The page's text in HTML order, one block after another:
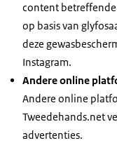
content
op basis van
deze
Instagram.
Andere online
Andere online
Tweedehands.net
advertenties.